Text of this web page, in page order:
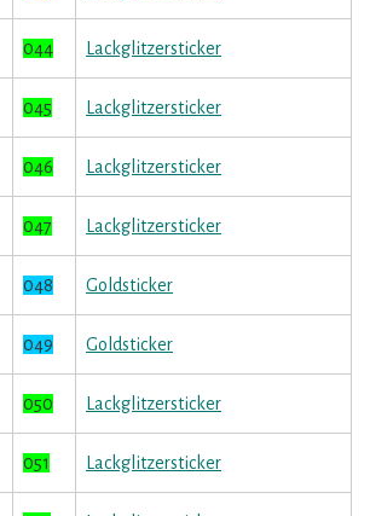
044 Lackglitzersticker
045 Lackglitzersticker
046 Lackglitzersticker
047 Lackglitzersticker
048 Goldsticker
049 Goldsticker
050 Lackglitzersticker
051 Lackglitzersticker